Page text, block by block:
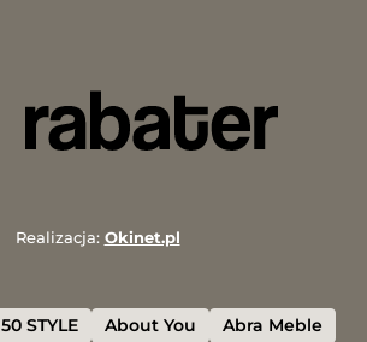
Realizacja: Okinet.pl
50 STYLE About You Abra Meble